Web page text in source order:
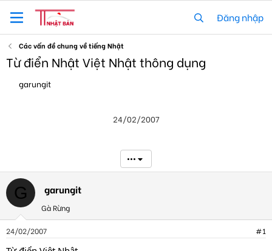
Đăng nhập
Các vấn đề chung về tiếng Nhật
Từ điển Nhật Việt Nhật thông dụng
h
r
t
e
r
garungit
24/02/2007
•••
G garungit
Gà Rừng
24/02/2007 #1